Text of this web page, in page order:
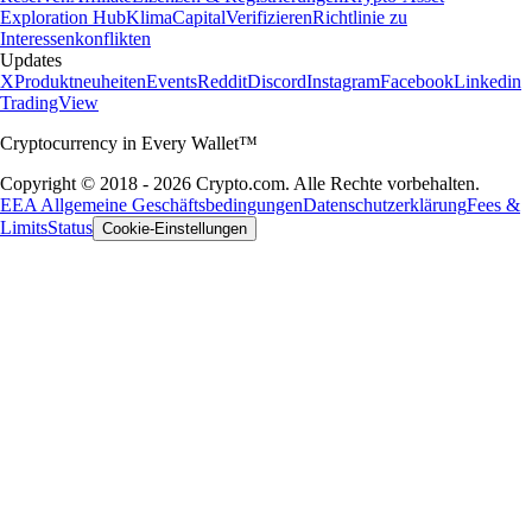
Exploration HubKlimaCapitalVerifizierenRichtlinie zu
Interessenkonflikten
Updates
XProduktneuheitenEventsRedditDiscordInstagramFacebookLinkedin
TradingView
Cryptocurrency in Every Wallet™
Copyright © 2018 - 2026 Crypto.com. Alle Rechte vorbehalten.
EEA Allgemeine GeschäftsbedingungenDatenschutzerklärungFees &
LimitsStatus Cookie-Einstellungen